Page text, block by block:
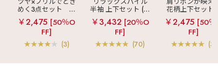
めく3点セット
シ
ルキー ショートパ
ンツ 3点セット
￥2,475 [50％O
FF]
(3)
半袖 上下セット (男
女兼用サイズ)
￥3,432 [20％O
FF]
(70)
花柄上下セット
メニーフラワー
ングパンツ 上下
ット
￥2,475 [50
FF]
(3)